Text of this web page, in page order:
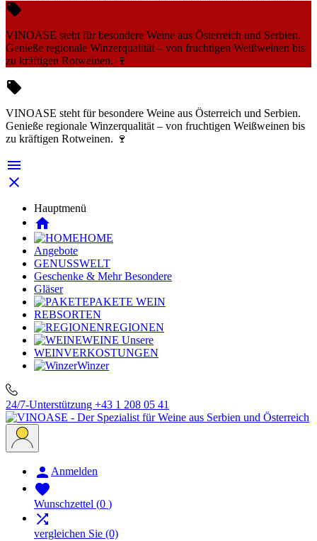

VINOASE steht für besondere Weine aus Österreich und Serbien.
Genieße regionale Winzerqualität – von fruchtigen Weißweinen bis
zu kräftigen Rotweinen. 🍷

VINOASE steht für besondere Weine aus Österreich und Serbien.
Genieße regionale Winzerqualität – von fruchtigen Weißweinen bis
zu kräftigen Rotweinen. 🍷


Hauptmenü
home
HOME
Angebote
GENUSSWELT
Geschenke & MehrBesondere
Gläser
PAKETE WEIN
REBSORTEN
REGIONEN
WEINE Unsere
WEINVERKOSTUNGEN
Winzer
24/7-Unterstützung +43 1 208 05 41
 Anmelden

Wunschzettel (0 )

vergleichen Sie (0)